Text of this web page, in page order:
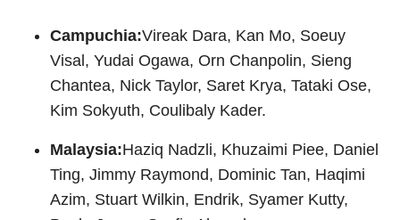
Campuchia:Vireak Dara, Kan Mo, Soeuy
Visal, Yudai Ogawa, Orn Chanpolin, Sieng
Chantea, Nick Taylor, Saret Krya, Tataki Ose,
Kim Sokyuth, Coulibaly Kader.
Malaysia:Haziq Nadzli, Khuzaimi Piee, Daniel
Ting, Jimmy Raymond, Dominic Tan, Haqimi
Azim, Stuart Wilkin, Endrik, Syamer Kutty,